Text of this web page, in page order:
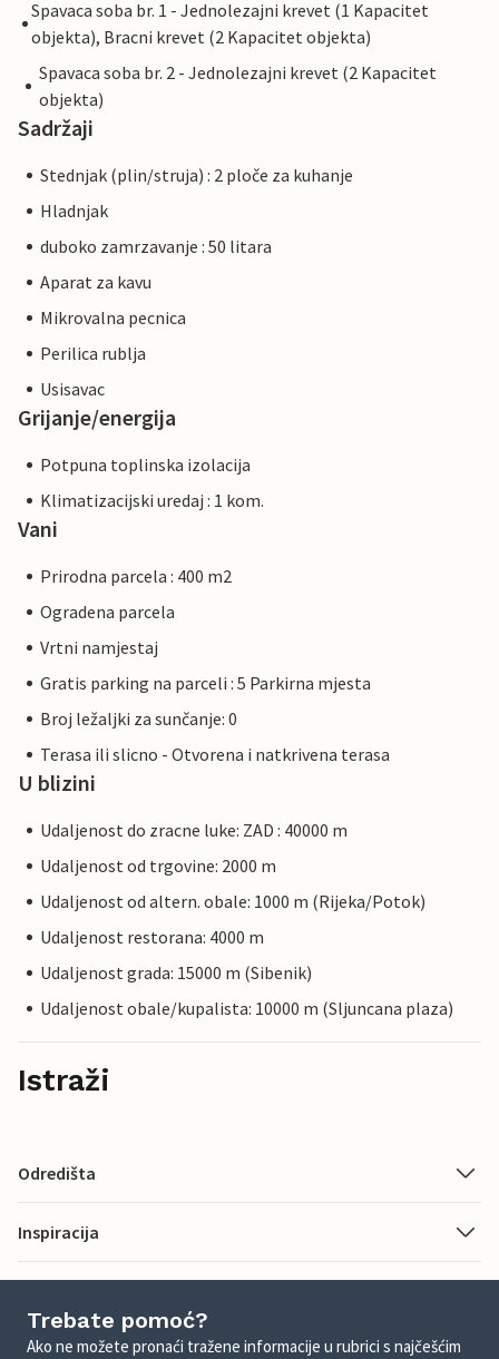
Spavaca soba br. 1 - Jednolezajni krevet (1 Kapacitet
objekta), Bracni krevet (2 Kapacitet objekta)
Spavaca soba br. 2 - Jednolezajni krevet (2 Kapacitet
objekta)
Sadržaji
Stednjak (plin/struja) : 2 ploče za kuhanje
Hladnjak
duboko zamrzavanje : 50 litara
Aparat za kavu
Mikrovalna pecnica
Perilica rublja
Usisavac
Grijanje/energija
Potpuna toplinska izolacija
Klimatizacijski uredaj : 1 kom.
Vani
Prirodna parcela : 400 m2
Ogradena parcela
Vrtni namjestaj
Gratis parking na parceli : 5 Parkirna mjesta
Broj ležaljki za sunčanje: 0
Terasa ili slicno - Otvorena i natkrivena terasa
U blizini
Udaljenost do zracne luke: ZAD : 40000 m
Udaljenost od trgovine: 2000 m
Udaljenost od altern. obale: 1000 m (Rijeka/Potok)
Udaljenost restorana: 4000 m
Udaljenost grada: 15000 m (Sibenik)
Udaljenost obale/kupalista: 10000 m (Sljuncana plaza)
Istraži
Odredišta
Inspiracija
Trebate pomoć?
Ako ne možete pronaći tražene informacije u rubrici s najčešćim